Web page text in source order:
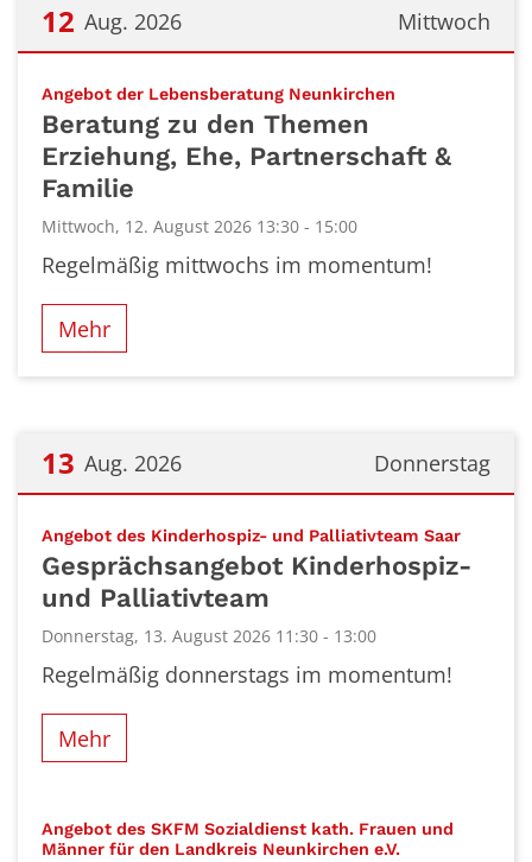
Mittwoch
12 Aug. 2026
Angebot der Lebensberatung Neunkirchen
Beratung zu den Themen
Erziehung, Ehe, Partnerschaft &
Familie
Mittwoch, 12. August 2026 13:30 - 15:00
Regelmäßig mittwochs im momentum!
Mehr
Donnerstag
13 Aug. 2026
Angebot des Kinderhospiz- und Palliativteam Saar:
Gesprächsangebot Kinderhospiz-
und Palliativteam
Donnerstag, 13. August 2026 11:30 - 13:00
Regelmäßig donnerstags im momentum!
Mehr
Angebot des SKFM Sozialdienst kath. Frauen und
Männer für den Landkreis Neunkirchen e.V.